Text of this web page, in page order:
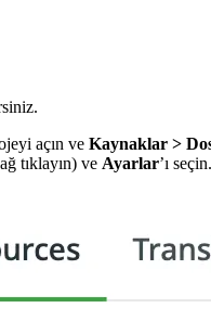
açın ve Kaynaklar >
tıklayın) ve Ayarlar’ı seçin.